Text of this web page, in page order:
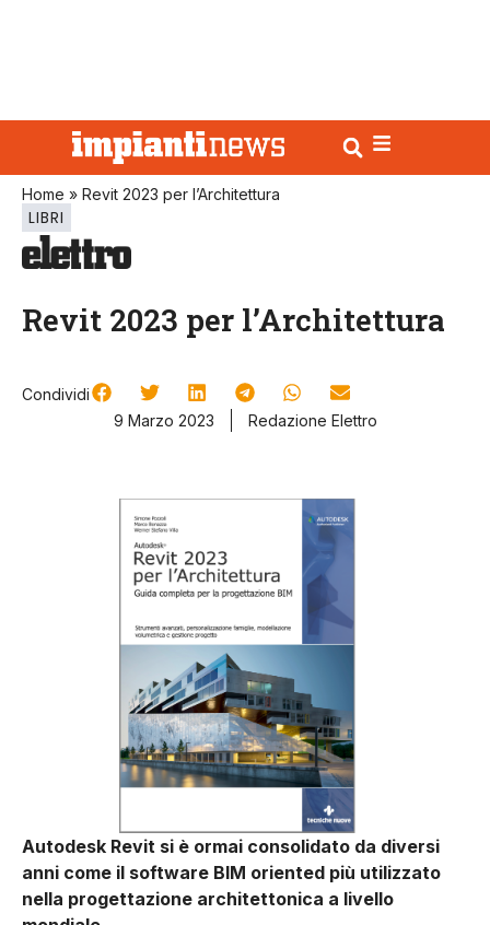
Home » Revit 2023 per l’Architettura
LIBRI
Revit 2023 per l’Architettura
Condividi
9 Marzo 2023
Redazione Elettro
Autodesk Revit si è ormai consolidato da diversi
anni come il software BIM oriented più utilizzato
nella progettazione architettonica a livello